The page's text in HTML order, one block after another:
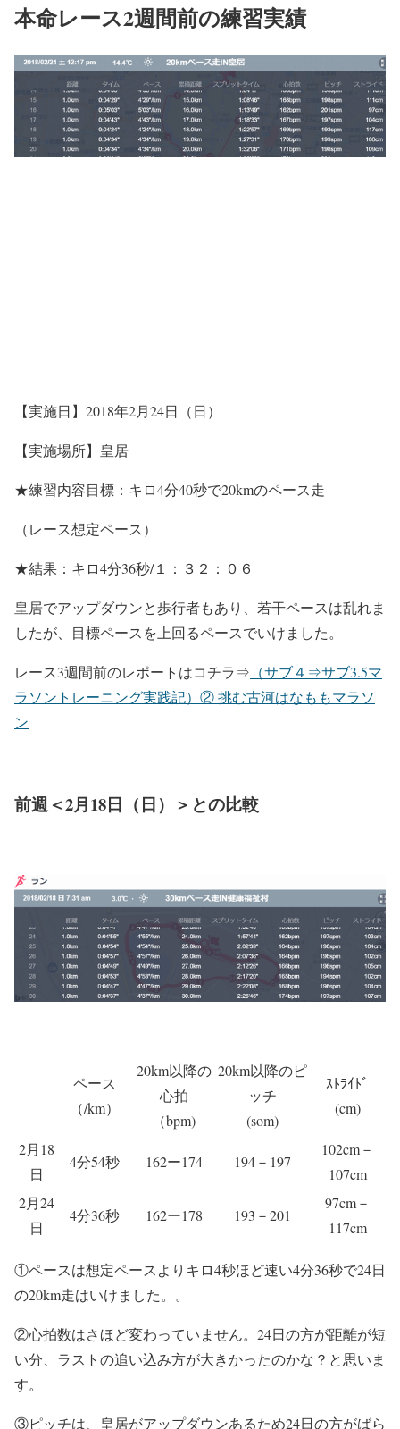
本命レース2週間前の練習実績
【実施日】2018年2月24日（日）
【実施場所】皇居
★練習内容目標：キロ4分40秒で20kmのペース走
（レース想定ペース）
★結果：キロ4分36秒/１：３２：０６
皇居でアップダウンと歩行者もあり、若干ペースは乱れま
したが、目標ペースを上回るペースでいけました。
レース3週間前のレポートはコチラ⇒ （サブ４⇒サブ3.5マ
ラソントレーニング実践記）② 挑む古河はなももマラソ
ン
前週＜2月18日（日）＞との比較
ペース
（/km）
20km以降の
心拍
（bpm)
20km以降のピ
ッチ
(som)
ｽﾄﾗｲﾄﾞ
(cm)
2月18
日
4分54秒 162ー174 194－197
102cm－
107cm
2月24
日
4分36秒 162ー178 193－201
97cm－
117cm
①ペースは想定ペースよりキロ4秒ほど速い4分36秒で24日
の20km走はいけました。。
②心拍数はさほど変わっていません。24日の方が距離が短
い分、ラストの追い込み方が大きかったのかな？と思いま
す。
③ピッチは、皇居がアップダウンあるため24日の方がばら